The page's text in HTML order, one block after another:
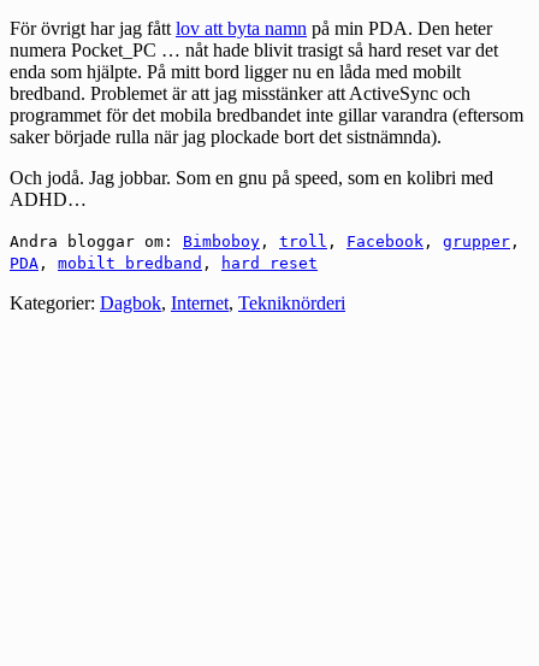
För övrigt har jag fåttlov att byta namn på min PDA. Den heter
numera Pocket_PC … nåt hade blivit trasigt så hard reset var det
enda som hjälpte. På mitt bord ligger nu en låda med mobilt
bredband. Problemet är att jag misstänker att ActiveSync och
programmet för det mobila bredbandet inte gillar varandra (eftersom
saker började rulla när jag plockade bort det sistnämnda).
Och jodå. Jag jobbar. Som en gnu på speed, som en kolibri med
ADHD…
Andra bloggar om: Bimboboy , troll , Facebook , grupper ,
PDA , mobilt bredband , hard reset
Kategorier: Dagbok, Internet, Tekniknörderi